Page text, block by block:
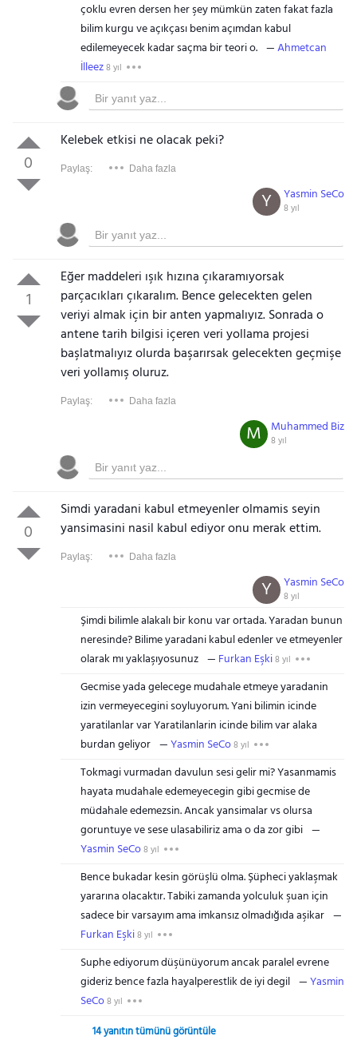
çoklu evren dersen her şey mümkün zaten fakat fazla
bilim kurgu ve açıkçası benim açımdan kabul
edilemeyecek kadar saçma bir teori o.
Ahmetcan
İlleez8 yıl
0
Kelebek etkisi ne olacak peki?
Paylaş: Daha fazla
Yasmin SeCo
8 yıl
Y
1
Eğer maddeleri ışık hızına çıkaramıyorsak
parçacıkları çıkaralım. Bence gelecekten gelen
veriyi almak için bir anten yapmalıyız. Sonrada o
antene tarih bilgisi içeren veri yollama projesi
başlatmalıyız olurda başarırsak gelecekten geçmişe
veri yollamış oluruz.
Paylaş: Daha fazla
Muhammed Biz
8 yıl
M
0
Simdi yaradani kabul etmeyenler olmamis seyin
yansimasini nasil kabul ediyor onu merak ettim.
Paylaş: Daha fazla
Yasmin SeCo
8 yıl
Y
Şimdi bilimle alakalı bir konu var ortada. Yaradan bunun
neresinde? Bilime yaradani kabul edenler ve etmeyenler
olarak mı yaklaşıyosunuz
Furkan Eşki8 yıl
Gecmise yada gelecege mudahale etmeye yaradanin
izin vermeyecegini soyluyorum. Yani bilimin icinde
yaratilanlar var Yaratilanlarin icinde bilim var alaka
burdan geliyor
Yasmin SeCo8 yıl
Tokmagi vurmadan davulun sesi gelir mi? Yasanmamis
hayata mudahale edemeyecegin gibi gecmise de
müdahale edemezsin. Ancak yansimalar vs olursa
goruntuye ve sese ulasabiliriz ama o da zor gibi
Yasmin SeCo8 yıl
Bence bukadar kesin görüşlü olma. Şüpheci yaklaşmak
yararına olacaktır. Tabiki zamanda yolculuk şuan için
sadece bir varsayım ama imkansız olmadığıda aşikar
Furkan Eşki8 yıl
Suphe ediyorum düşünüyorum ancak paralel evrene
gideriz bence fazla hayalperestlik de iyi degil
Yasmin
SeCo8 yıl
14 yanıtın tümünü görüntüle